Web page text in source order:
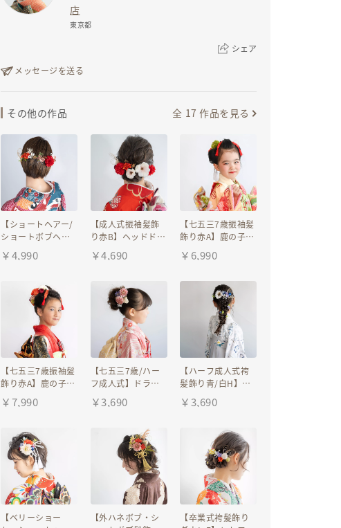
店
東京都
シェア
リンクをコピー
メッセージを送る
その他の作品 全 17 作品を見る
【ショートヘアー/
ショートボブヘッ
卒業式袴タイトダ
り&水引き金/成人
式振袖/和装前撮り
￥4,990
【成人式振袖髪飾
り赤B】ヘッドドレ
ド/卒業式袴/卒園
り/結婚式白無垢/
色打掛
￥4,690
【七五三7歳振袖髪
飾り赤A】鹿の子
ろ&水引き/タッセ
二分の一成人式
（ハーフ成人式）
￥ 6,990
【七五三7歳振袖髪
飾り赤A】鹿の子
ろ&水引き/タッセ
二分の一成人式
（ハーフ成人式）
￥7,990
【七五三7歳/ハー
フ成人式】ドライ
F/ピンク/白/卒業
髪型編み込みアッ
プヘアアレンジ
￥3,690
【ハーフ成人式袴
髪飾り青/白H】ヘ
水引き金/小学生卒
袴/卒園式/ホワイ
ト/グレー/紺/
￥3,690
【ベリーショー
【外ハネボブ・シ
【卒業式袴髪飾り